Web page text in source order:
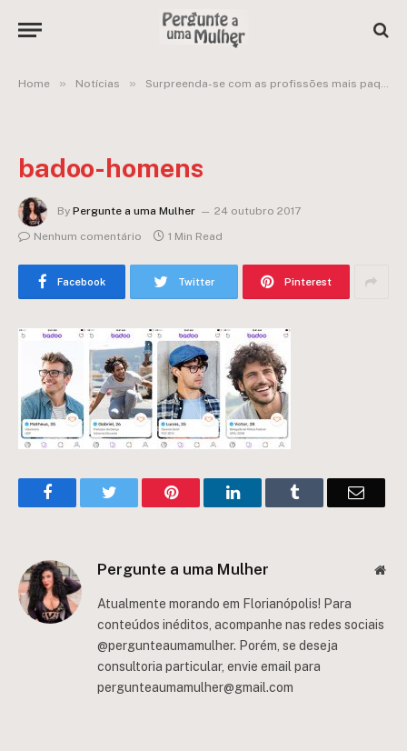
Home » Notícias » Surpreenda-se com as profissões mais paqueradas entre homens e mulheres:
badoo-homens
By Pergunte a uma Mulher
24 outubro 2017
Nenhum comentário
1 Min Read
Facebook Twitter Pinterest
FacebookTwitter Pinterest LinkedInTumblr Email
Pergunte a uma Mulher
Atualmente morando em Florianópolis! Para
conteúdos inéditos, acompanhe nas redes sociais
@pergunteaumamulher. Porém, se deseja
consultoria particular, envie email para
pergunteaumamulher@gmail.com